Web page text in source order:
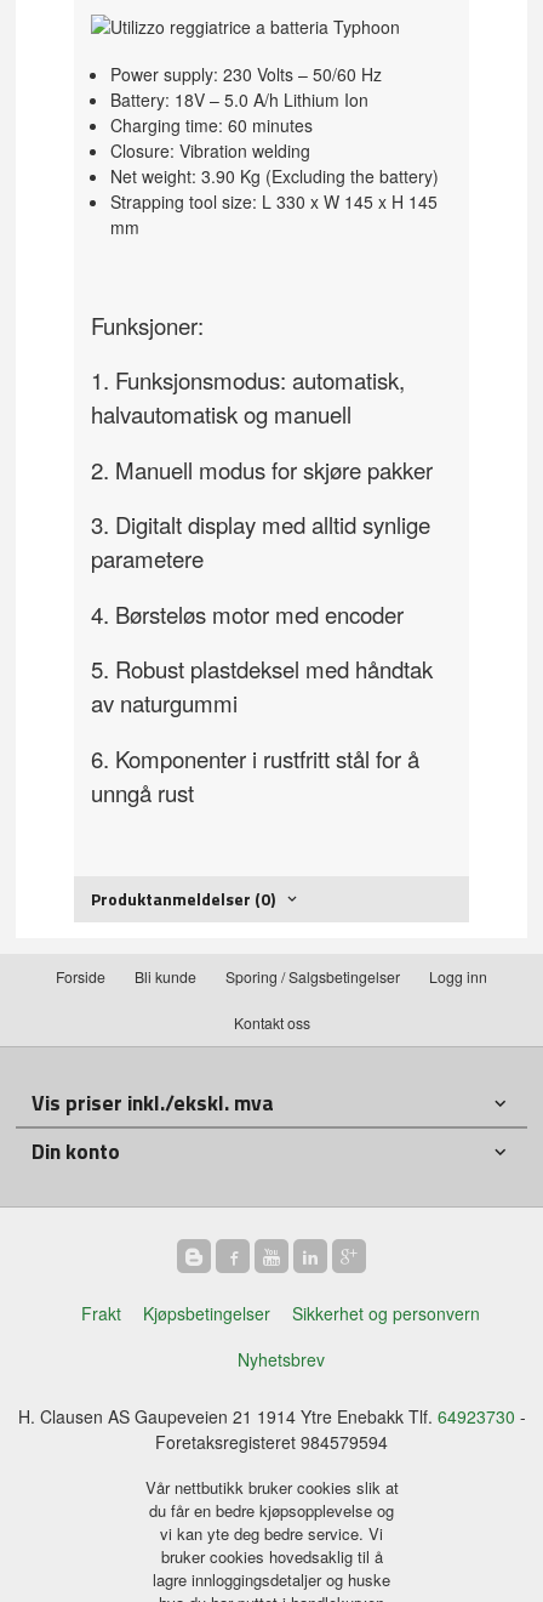
Power supply: 230 Volts – 50/60 Hz
Battery: 18V – 5.0 A/h Lithium Ion
Charging time: 60 minutes
Closure: Vibration welding
Net weight: 3.90 Kg (Excluding the battery)
Strapping tool size: L 330 x W 145 x H 145
mm
Funksjoner:
1. Funksjonsmodus: automatisk,
halvautomatisk og manuell
2. Manuell modus for skjøre pakker
3. Digitalt display med alltid synlige
parametere
4. Børsteløs motor med encoder
5. Robust plastdeksel med håndtak
av naturgummi
6. Komponenter i rustfritt stål for å
unngå rust
Produktanmeldelser (0)
Forside Bli kunde Sporing / Salgsbetingelser Logg inn
Kontakt oss
Vis priser inkl./ekskl. mva
Din konto
Frakt Kjøpsbetingelser
Sikkerhet og personvern
Nyhetsbrev
H. Clausen AS Gaupeveien 21 1914 Ytre Enebakk Tlf. 64923730 -
Foretaksregisteret 984579594
Vår nettbutikk bruker cookies slik at
du får en bedre kjøpsopplevelse og
vi kan yte deg bedre service. Vi
bruker cookies hovedsaklig til å
lagre innloggingsdetaljer og huske